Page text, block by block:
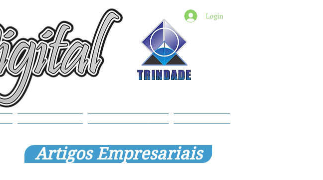
Login
Artigos Empresariais